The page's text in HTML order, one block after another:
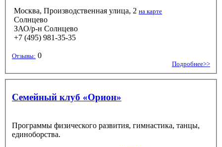
Москва, Производственная улица, 2 на карте
Солнцево
ЗАО/р-н Солнцево
+7 (495) 981-35-35
Отзывы: 0
Подробнее>>
Семейный клуб «Орион»
Программы физического развития, гимнастика, танцы,
единоборства.